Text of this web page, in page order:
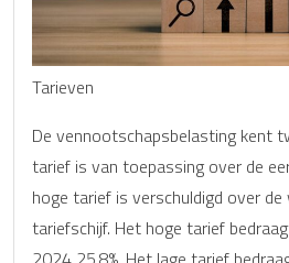
Tarieven
De vennootschapsbelasting kent
tarief is van toepassing over de
hoge tarief is verschuldigd over
tariefschijf. Het hoge tarief